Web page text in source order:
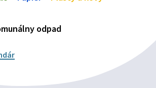
odpad